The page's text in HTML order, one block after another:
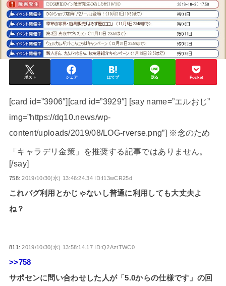
ポスト シェア はてブ 送る Pocket
[card id=”3906″][card id=”3929″] [say name=”エルおじ”
img=”https://dq10.news/wp-
content/uploads/2019/08/LOG-rverse.png”] ※念のため
「キャラデリ金策」を推奨する記事ではありません。
[/say]
758:2019/10/30(水) 13:46:24.34 ID:I13wCR25d
これバグ利用とかじゃないし普通に利用しても大丈夫よ
ね？
811:2019/10/30(水) 13:58:14.17 ID:Q2AztTWC0
>>758
サポセンに問い合わせした人が「5.0からの仕様です」の回